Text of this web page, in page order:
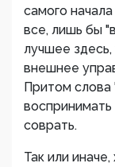
самого
все, лишь бы
лучшее
внешнее
Притом слова
соврать.
Так или